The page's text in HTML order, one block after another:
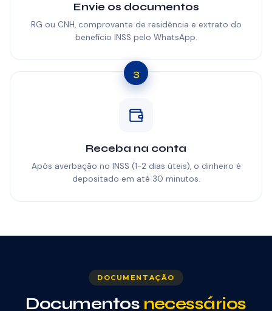
Envie os documentos
RG ou CNH, comprovante de residência e extrato do
benefício INSS pelo WhatsApp.
3
Receba na conta
Após averbação no INSS (1-2 dias úteis), o dinheiro é
depositado em até 30 minutos.
DOCUMENTAÇÃO
Documentos necessários